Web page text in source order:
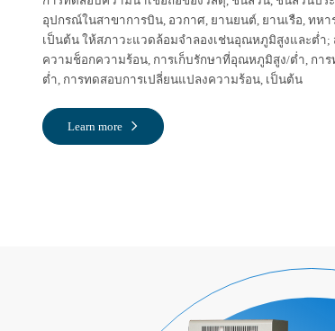
อุปกรณ์ในสาขาการบิน, อวกาศ, ยานยนต์, ยานเรือ, ทหา
เป็นต้น ให้สภาวะแวดล้อมจำลองเช่นอุณหภูมิสูงและต่ำ;
ความช็อกความร้อน, การเก็บรักษาที่อุณหภูมิสูง/ต่ำ, กา
ต่ำ, การทดสอบการเปลี่ยนแปลงความร้อน, เป็นต้น
Learn more